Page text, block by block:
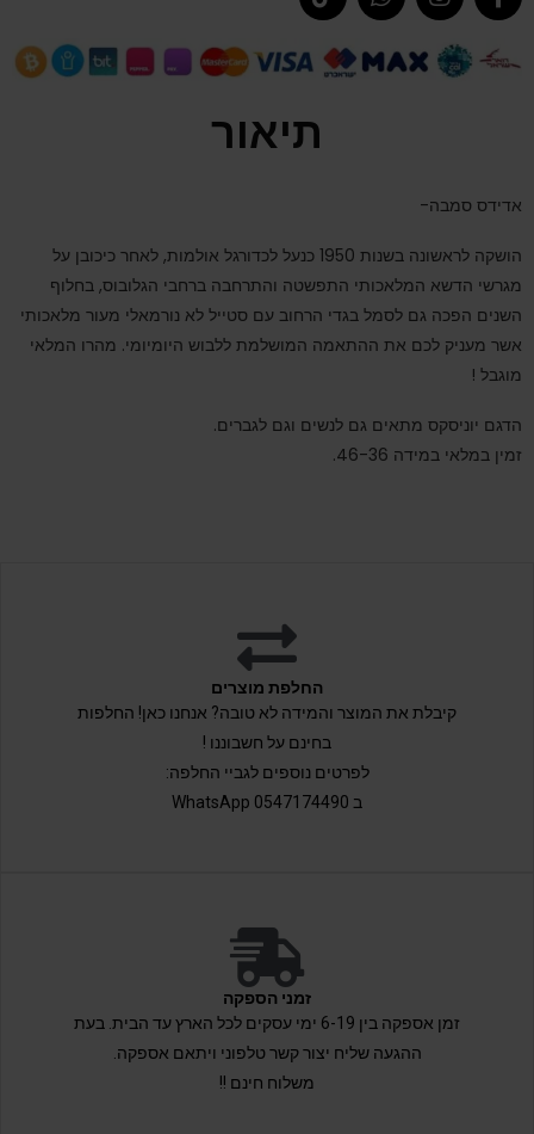
תיאור
אדידס סמבה-
הושקה לראשונה בשנות 1950 כנעל לכדורגל אולמות, לאחר כיכובן על
מגרשי הדשא המלאכותי התפשטה והתרחבה ברחבי הגלובוס, בחלוף
השנים הפכה גם לסמל בגדי הרחוב עם סטייל לא נורמאלי מעור מלאכותי
אשר מעניק לכם את ההתאמה המושלמת ללבוש היומיומי. מהרו המלאי
מוגבל !
הדגם יוניסקס מתאים גם לנשים וגם לגברים.
זמין במלאי במידה 46-36.
החלפת מוצרים
קיבלת את המוצר והמידה לא טובה? אנחנו כאן! החלפות
בחינם על חשבוננו !
לפרטים נוספים לגביי החלפה:
ב 0547174490 WhatsApp
זמני הספקה
זמן אספקה בין 6-19 ימי עסקים לכל הארץ עד הבית. בעת
ההגעה שליח יצור קשר טלפוני ויתאם אספקה.
משלוח חינם !!